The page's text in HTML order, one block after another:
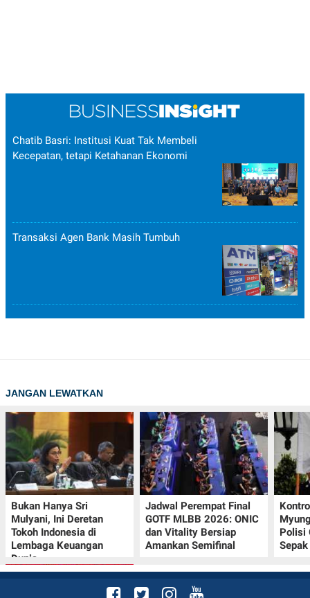
Chatib Basri: Institusi Kuat Tak Membeli
Kecepatan, tetapi Ketahanan Ekonomi
Transaksi Agen Bank Masih Tumbuh
JANGAN LEWATKAN
Bukan Hanya Sri
Mulyani, Ini Deretan
Tokoh Indonesia di
Lembaga Keuangan
Dunia
Jadwal Perempat Final
GOTF MLBB 2026: ONIC
dan Vitality Bersiap
Amankan Semifinal
Polisi